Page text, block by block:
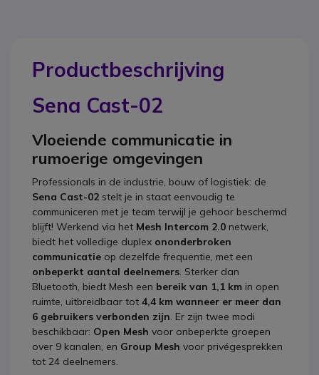
Productbeschrijving
Sena Cast-02
Vloeiende communicatie in
rumoerige omgevingen
Professionals in de industrie, bouw of logistiek: de
Sena Cast-02 stelt je in staat eenvoudig te
communiceren met je team terwijl je gehoor beschermd
blijft! Werkend via het Mesh Intercom 2.0 netwerk,
biedt het volledige duplex ononderbroken
communicatie op dezelfde frequentie, met een
onbeperkt aantal deelnemers. Sterker dan
Bluetooth, biedt Mesh een bereik van 1,1 km in open
ruimte, uitbreidbaar tot 4,4 km wanneer er meer dan
6 gebruikers verbonden zijn. Er zijn twee modi
beschikbaar: Open Mesh voor onbeperkte groepen
over 9 kanalen, en Group Mesh voor privégesprekken
tot 24 deelnemers.